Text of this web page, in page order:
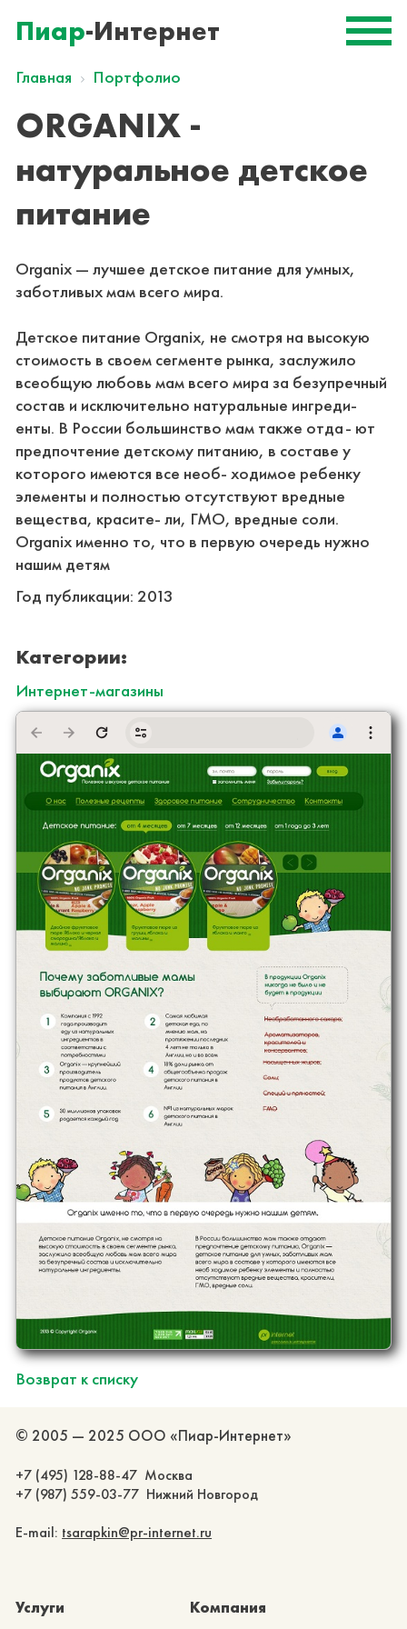
Пиар-Интернет
Главная Портфолио
ORGANIX -
натуральное детское
питание
Organix — лучшее детское питание для умных,
заботливых мам всего мира.
Детское питание Organix, не смотря на высокую
стоимость в своем сегменте рынка, заслужило
всеобщую любовь мам всего мира за безупречный
состав и исключительно натуральные ингреди-
енты. В России большинство мам также отда- ют
предпочтение детскому питанию, в составе у
которого имеются все необ- ходимое ребенку
элементы и полностью отсутствуют вредные
вещества, красите- ли, ГМО, вредные соли.
Organix именно то, что в первую очередь нужно
нашим детям
Год публикации: 2013
Категории:
Интернет-магазины
Возврат к списку
© 2005 — 2025 ООО «Пиар-Интернет»
+7 (495) 128-88-47 Москва
+7 (987) 559-03-77 Нижний Новгород
E-mail: tsarapkin@pr-internet.ru
Услуги
Компания